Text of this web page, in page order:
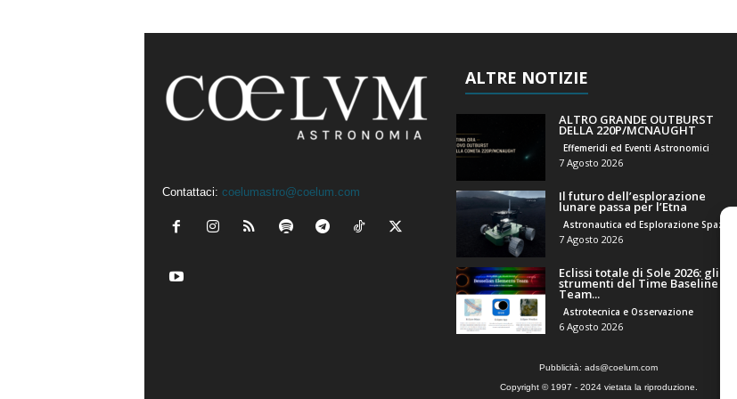
Contattaci: coelumastro@coelum.com
ALTRE NOTIZIE
ALTRO GRANDE OUTBURST
DELLA 220P/MCNAUGHT
Effemeridi ed Eventi Astronomici
7 Agosto 2026
Il futuro dell’esplorazione
lunare passa per l’Etna
7 Agosto 2026
Eclissi totale di Sole 2026: gli
strumenti del Time Baseline
Team...
Astrotecnica e Osservazione
6 Agosto 2026
Pubblicità: ads@coelum.com
Copyright © 1997 - 2024 vietata la riproduzione.